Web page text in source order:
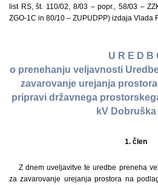
list RS, št. 110/02, 8/03 – popr., 58/03 –
ZGO-1C in 80/10 – ZUPUDPP) izdaja Vlada
U R E D B
o prenehanju veljavnosti
zavarovanje urejanja
pripravi državnega
kV
1. člen
Z dnem uveljavitve te uredbe preneha
za zavarovanje urejanja prostora na